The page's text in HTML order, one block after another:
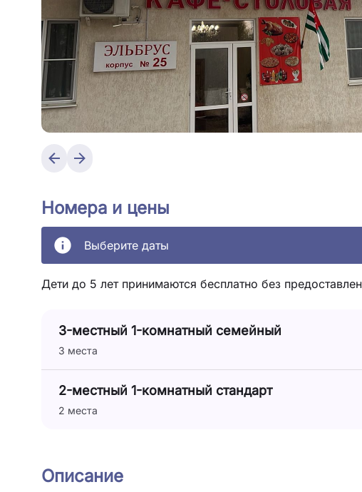
Номера и цены
Выберите даты
Дети до 5 лет принимаются бесплатно без
3-местный 1-комнатный семейный
3 места
2-местный 1-комнатный стандарт
2 места
Описание